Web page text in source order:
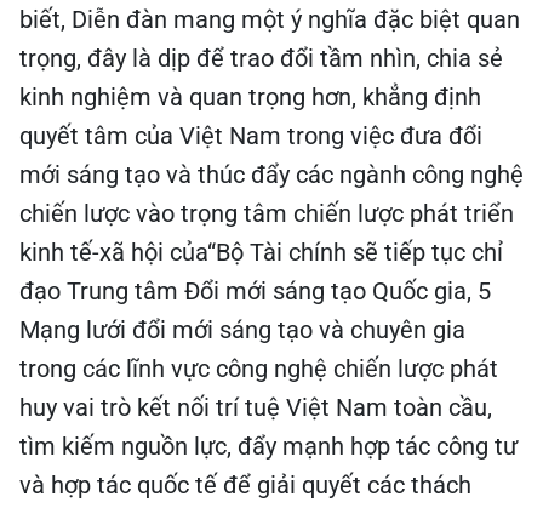
biết, Diễn đàn mang một ý nghĩa đặc biệt quan
trọng, đây là dịp để trao đổi tầm nhìn, chia sẻ
kinh nghiệm và quan trọng hơn, khẳng định
quyết tâm của Việt Nam trong việc đưa đổi
mới sáng tạo và thúc đẩy các ngành công nghệ
chiến lược vào trọng tâm chiến lược phát triển
kinh tế-xã hội của“Bộ Tài chính sẽ tiếp tục chỉ
đạo Trung tâm Đổi mới sáng tạo Quốc gia, 5
Mạng lưới đổi mới sáng tạo và chuyên gia
trong các lĩnh vực công nghệ chiến lược phát
huy vai trò kết nối trí tuệ Việt Nam toàn cầu,
tìm kiếm nguồn lực, đẩy mạnh hợp tác công tư
và hợp tác quốc tế để giải quyết các thách